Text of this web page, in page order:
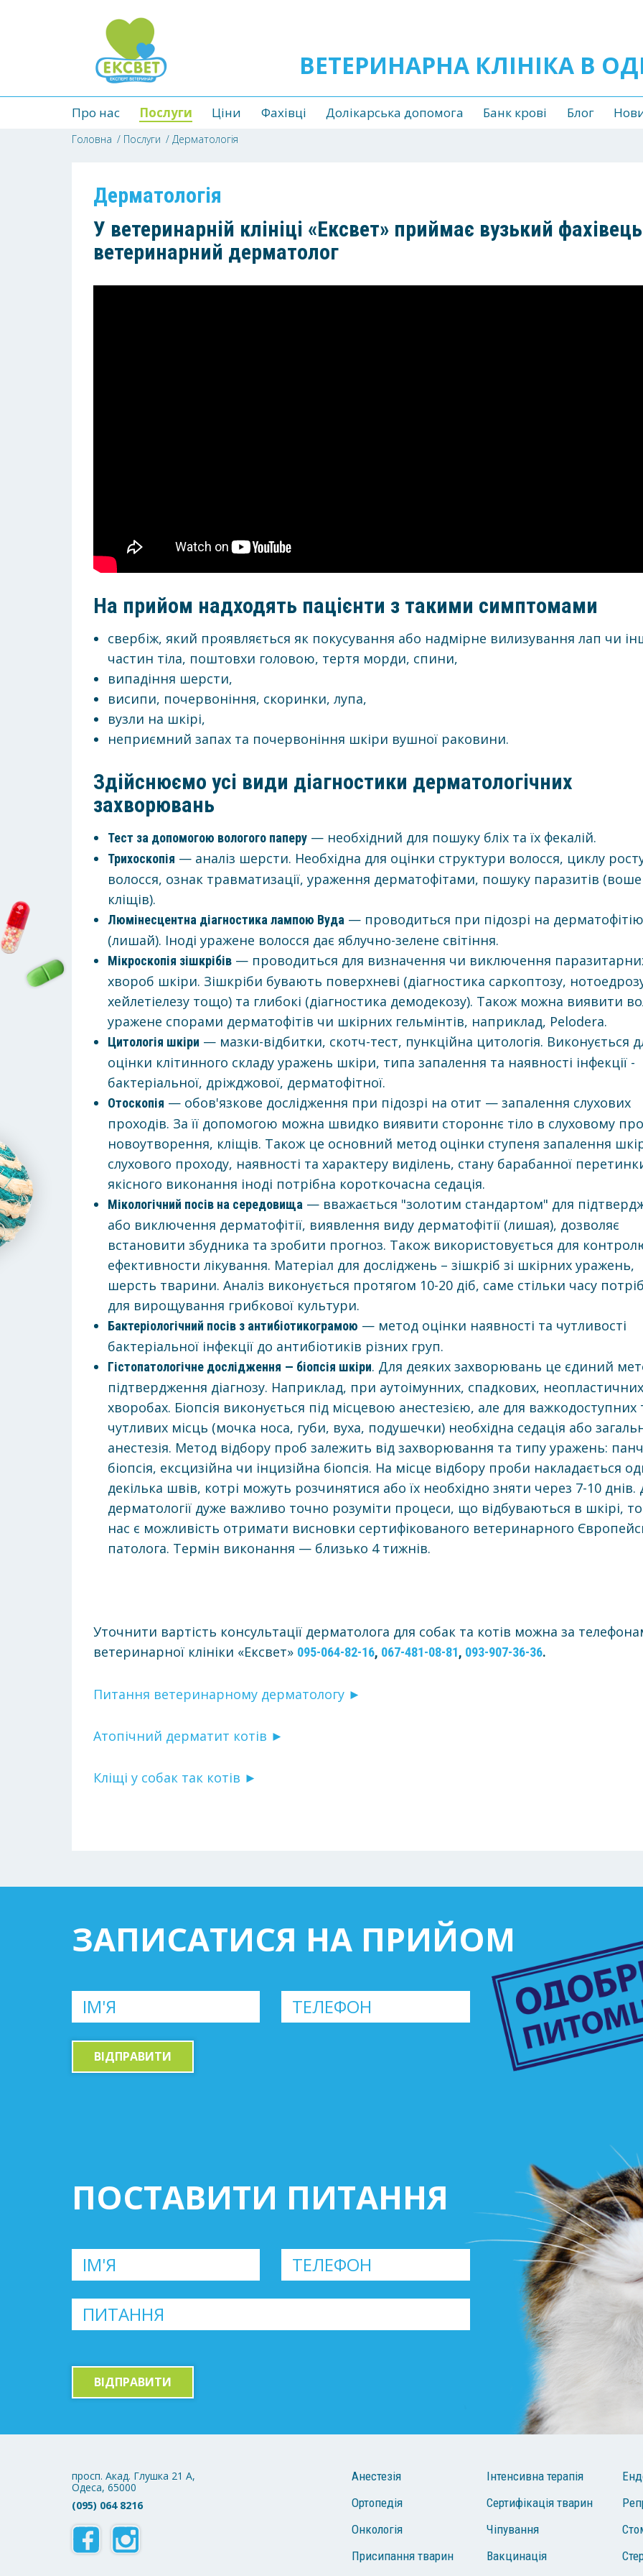
ВЕТЕРИНАРНА КЛІНІКА В
Про нас Послуги Ціни Фахівці Долікарська допомога Банк крові Блог
Головна Послуги Дерматологія
Дерматологія
У ветеринарній клініці «Ексвет» приймає вузький
ветеринарний дерматолог
На прийом надходять пацієнти з такими симптомами
свербіж, який проявляється як покусування або надмірне вилизування лап чи
частин тіла, поштовхи головою, тертя морди, спини,
випадіння шерсти,
висипи, почервоніння, скоринки, лупа,
вузли на шкірі,
неприємний запах та почервоніння шкіри вушної раковини.
Здійснюємо усі види діагностики дерматологічних
захворювань
Тест за допомогою вологого паперу— необхідний для пошуку бліх та їх фекалій.
Трихоскопія — аналіз шерсти. Необхідна для оцінки структури волосся, циклу
волосся, ознак травматизації, ураження дерматофітами, пошуку паразитів
кліщів).
Люмінесцентна діагностика лампою Вуда— проводиться при підозрі на дерматофітію
(лишай). Іноді уражене волосся дає яблучно-зелене світіння.
Мікроскопія зішкрібів— проводиться для визначення чи виключення
хвороб шкіри. Зішкріби бувають поверхневі (діагностика саркоптозу,
хейлетіелезу тощо) та глибокі (діагностика демодекозу). Також можна виявити
уражене спорами дерматофітів чи шкірних гельмінтів, наприклад, Pelodera.
Цитологія шкіри — мазки-відбитки, скотч-тест, пункційна цитологія. Виконується
оцінки клітинного складу уражень шкіри, типа запалення та наявності інфекції -
бактеріальної, дріжджової, дерматофітної.
Отоскопія — обов'язкове дослідження при підозрі на отит — запалення слухових
проходів. За її допомогою можна швидко виявити стороннє тіло в слуховому
новоутворення, кліщів. Також це основний метод оцінки ступеня запалення
слухового проходу, наявності та характеру виділень, стану барабанної
якісного виконання іноді потрібна короткочасна седація.
Мікологічний посів на середовища— вважається "золотим стандартом" для
або виключення дерматофітії, виявлення виду дерматофітії (лишая), дозволяє
встановити збудника та зробити прогноз. Також використовується для
ефективности лікування. Матеріал для досліджень – зішкріб зі шкірних уражень,
шерсть тварини. Аналіз виконується протягом 10-20 діб, саме стільки часу
для вирощування грибкової культури.
Бактеріологічний посів з антибіотикограмою — метод оцінки наявності та чутливості
бактеріальної інфекції до антибіотиків різних груп.
Гістопатологічне дослідження — біопсія шкіри. Для деяких захворювань це єдиний
підтвердження діагнозу. Наприклад, при аутоімунних, спадкових, неопластичних
хворобах. Біопсія виконується під місцевою анестезією, але для важкодоступних
чутливих місць (мочка носа, губи, вуха, подушечки) необхідна седація або
анестезія. Метод відбору проб залежить від захворювання та типу уражень:
біопсія, ексцизійна чи інцизійна біопсія. На місце відбору проби накладається
декілька швів, котрі можуть розчинятися або їх необхідно зняти через 7-10 днів.
дерматології дуже важливо точно розуміти процеси, що відбуваються в шкірі,
нас є можливість отримати висновки сертифікованого ветеринарного
патолога. Термін виконання — близько 4 тижнів.
Уточнити вартість консультації дерматолога для собак та котів можна за
ветеринарної клініки «Ексвет» 095-064-82-16, 067-481-08-81, 093-907-36-36.
Питання ветеринарному дерматологу ►
Атопічний дерматит котів ►
Кліщі у собак так котів ►
ЗАПИСАТИСЯ НА ПРИЙОМ
ВІДПРАВИТИ
ПОСТАВИТИ ПИТАННЯ
ВІДПРАВИТИ
просп. Акад. Глушка 21 А,
Одеса, 65000
(095) 064 8216
Анестезія Інтенсивна терапія
Ортопедія
Сертифікація тварин
Онкологія
Чіпування
Присипання тварин
Вакцинація